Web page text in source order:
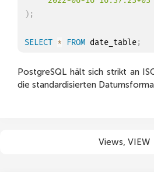
) ;
SELECT * FROM date_table;
PostgreSQL hält sich strikt an
die standardisierten
Views, VIEW